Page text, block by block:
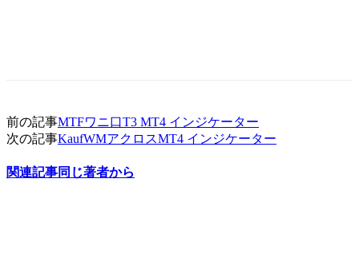
前の記事MTFワニ口T3 MT4 インジケーター
次の記事KaufWMアクロスMT4 インジケーター
関連記事同じ著者から